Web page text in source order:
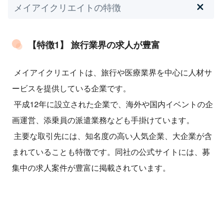
メイアイクリエイトの特徴
【特徴1】 旅行業界の求人が豊富
メイアイクリエイトは、旅行や医療業界を中心に人材サ
ービスを提供している企業です。
平成12年に設立された企業で、海外や国内イベントの企
画運営、添乗員の派遣業務なども手掛けています。
主要な取引先には、知名度の高い人気企業、大企業が含
まれていることも特徴です。同社の公式サイトには、募
集中の求人案件が豊富に掲載されています。